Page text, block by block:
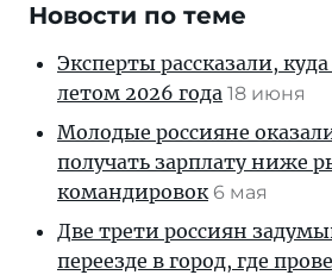
Новости по теме
Эксперты рассказали,
летом 2026 года 18 июня
Молодые россияне
получать зарплату ниже
командировок 6 мая
Две трети россиян
переезде в город, где